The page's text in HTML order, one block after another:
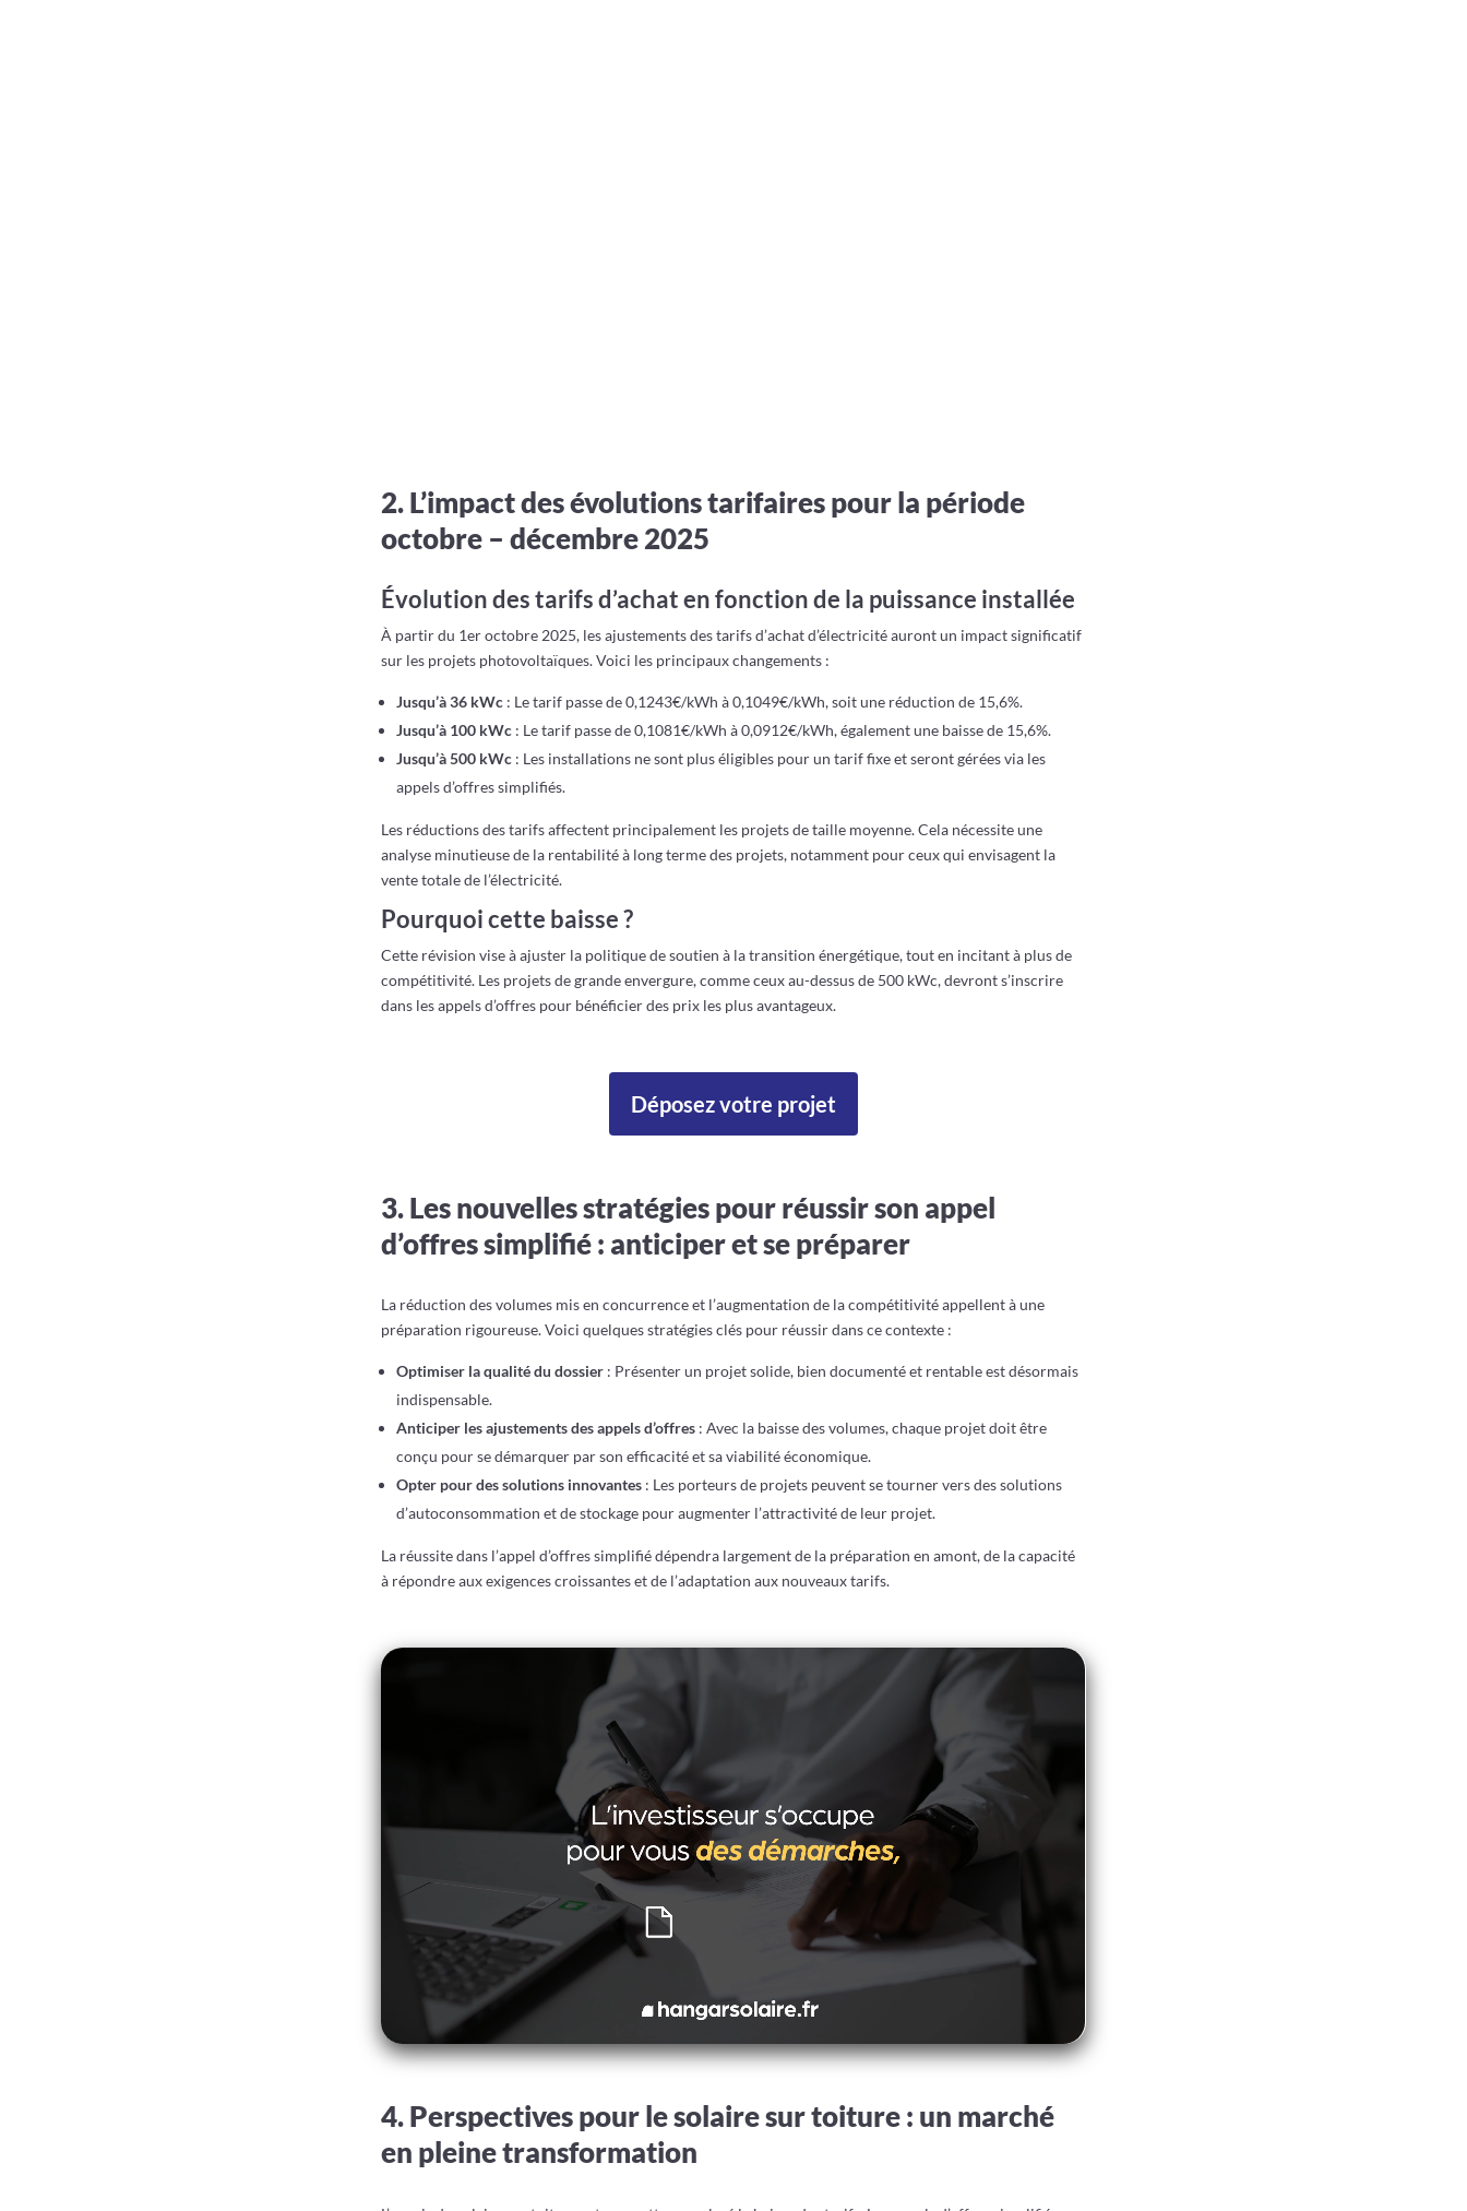
2. L’impact des évolutions tarifaires pour la période
octobre – décembre 2025
Évolution des tarifs d’achat en fonction de la puissance installée
À partir du 1er octobre 2025, les ajustements des tarifs d’achat d’électricité auront un impact significatif
sur les projets photovoltaïques. Voici les principaux changements :
Jusqu’à 36 kWc : Le tarif passe de 0,1243€/kWh à 0,1049€/kWh, soit une réduction de 15,6%.
Jusqu’à 100 kWc : Le tarif passe de 0,1081€/kWh à 0,0912€/kWh, également une baisse de 15,6%.
Jusqu’à 500 kWc : Les installations ne sont plus éligibles pour un tarif fixe et seront gérées via les
appels d’offres simplifiés.
Les réductions des tarifs affectent principalement les projets de taille moyenne. Cela nécessite une
analyse minutieuse de la rentabilité à long terme des projets, notamment pour ceux qui envisagent la
vente totale de l’électricité.
Pourquoi cette baisse ?
Cette révision vise à ajuster la politique de soutien à la transition énergétique, tout en incitant à plus de
compétitivité. Les projets de grande envergure, comme ceux au-dessus de 500 kWc, devront s’inscrire
dans les appels d’offres pour bénéficier des prix les plus avantageux.
Déposez votre projet
3. Les nouvelles stratégies pour réussir son appel
d’offres simplifié : anticiper et se préparer
La réduction des volumes mis en concurrence et l’augmentation de la compétitivité appellent à une
préparation rigoureuse. Voici quelques stratégies clés pour réussir dans ce contexte :
Optimiser la qualité du dossier : Présenter un projet solide, bien documenté et rentable est désormais
indispensable.
Anticiper les ajustements des appels d’offres : Avec la baisse des volumes, chaque projet doit être
conçu pour se démarquer par son efficacité et sa viabilité économique.
Opter pour des solutions innovantes : Les porteurs de projets peuvent se tourner vers des solutions
d’autoconsommation et de stockage pour augmenter l’attractivité de leur projet.
La réussite dans l’appel d’offres simplifié dépendra largement de la préparation en amont, de la capacité
à répondre aux exigences croissantes et de l’adaptation aux nouveaux tarifs.
4. Perspectives pour le solaire sur toiture : un marché
en pleine transformation